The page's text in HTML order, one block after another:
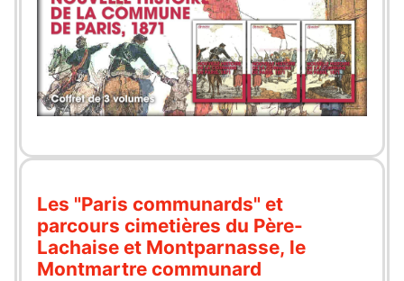
Les "Paris communards" et
parcours cimetières du Père-
Lachaise et Montparnasse, le
Montmartre communard